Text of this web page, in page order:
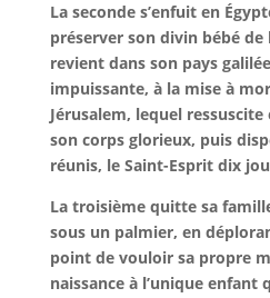
La seconde s’enfuit en
préserver son divin bébé
revient dans son pays
impuissante, à la mise à
Jérusalem, lequel
son corps glorieux, puis
réunis, le Saint-Esprit dix
La troisième quitte sa
sous un palmier, en
point de vouloir sa propre
naissance à l’unique enfant